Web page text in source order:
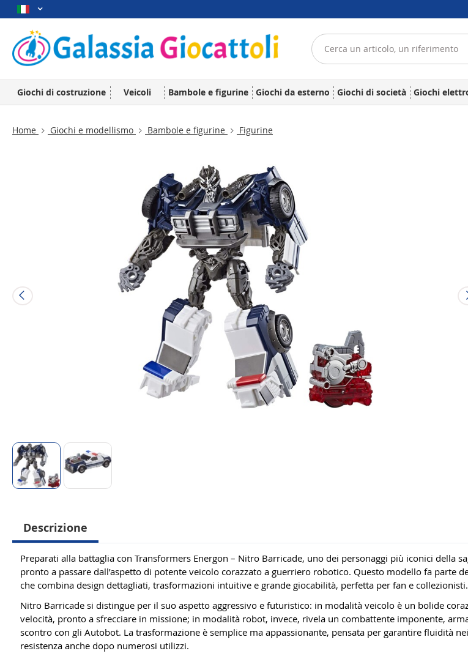
Giochi di costruzione Veicoli Bambole e figurine Giochi da esterno Giochi di società Giochi
Home Giochi e modellismo Bambole e figurine Figurine
Descrizione
Preparati alla battaglia con Transformers Energon – Nitro Barricade, uno dei personaggi più iconici della
pronto a passare dall’aspetto di potente veicolo corazzato a guerriero robotico. Questo modello fa parte
che combina design dettagliati, trasformazioni intuitive e grande giocabilità, perfetta per fan e collezionisti.
Nitro Barricade si distingue per il suo aspetto aggressivo e futuristico: in modalità veicolo è un bolide
velocità, pronto a sfrecciare in missione; in modalità robot, invece, rivela un combattente imponente,
scontro con gli Autobot. La trasformazione è semplice ma appassionante, pensata per garantire fluidità
resistenza anche dopo numerosi utilizzi.